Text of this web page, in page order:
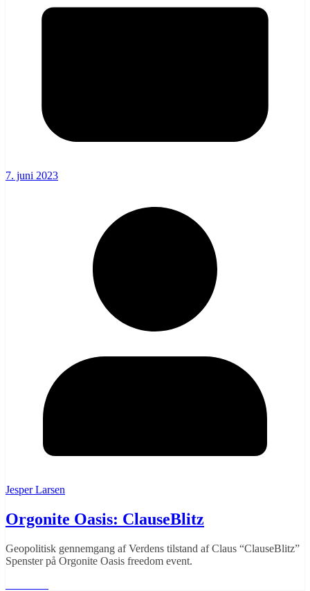
7. juni 2023
Jesper Larsen
Orgonite Oasis: ClauseBlitz
Geopolitisk gennemgang af Verdens tilstand af Claus “ClauseBlitz”
Spenster på Orgonite Oasis freedom event.